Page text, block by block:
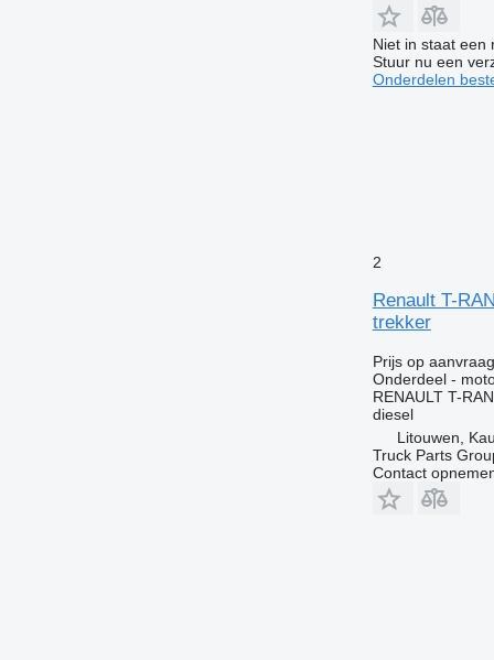
Niet in staat een
Stuur nu een
Onderdelen
2
Renault T-
trekker
Prijs op aanvraag
Onderdeel -
RENAULT T-
diesel
Litouwen,
Truck Parts
Contact